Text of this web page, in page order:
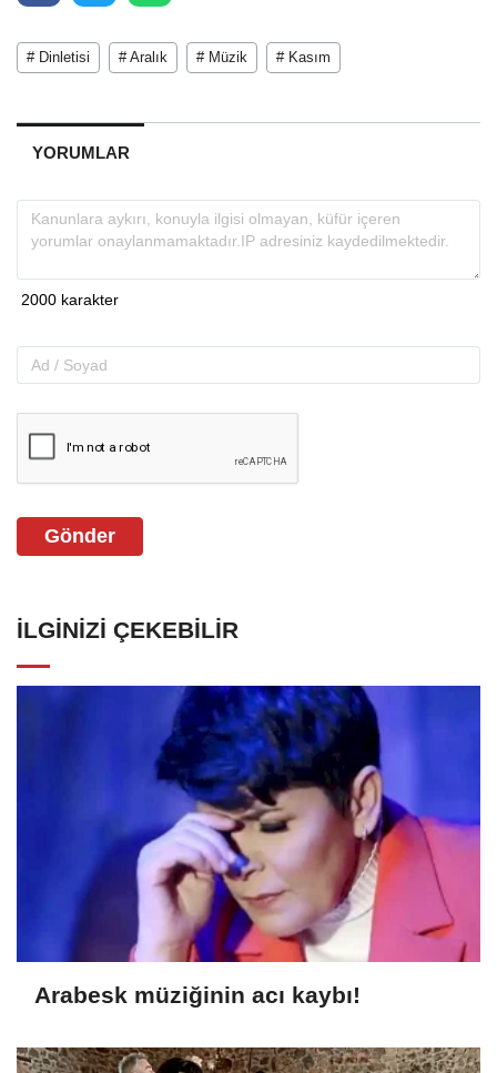
# Dinletisi # Aralık # Müzik # Kasım
YORUMLAR
Gönder
İLGINIZI ÇEKEBILIR
Arabesk müziğinin acı kaybı!